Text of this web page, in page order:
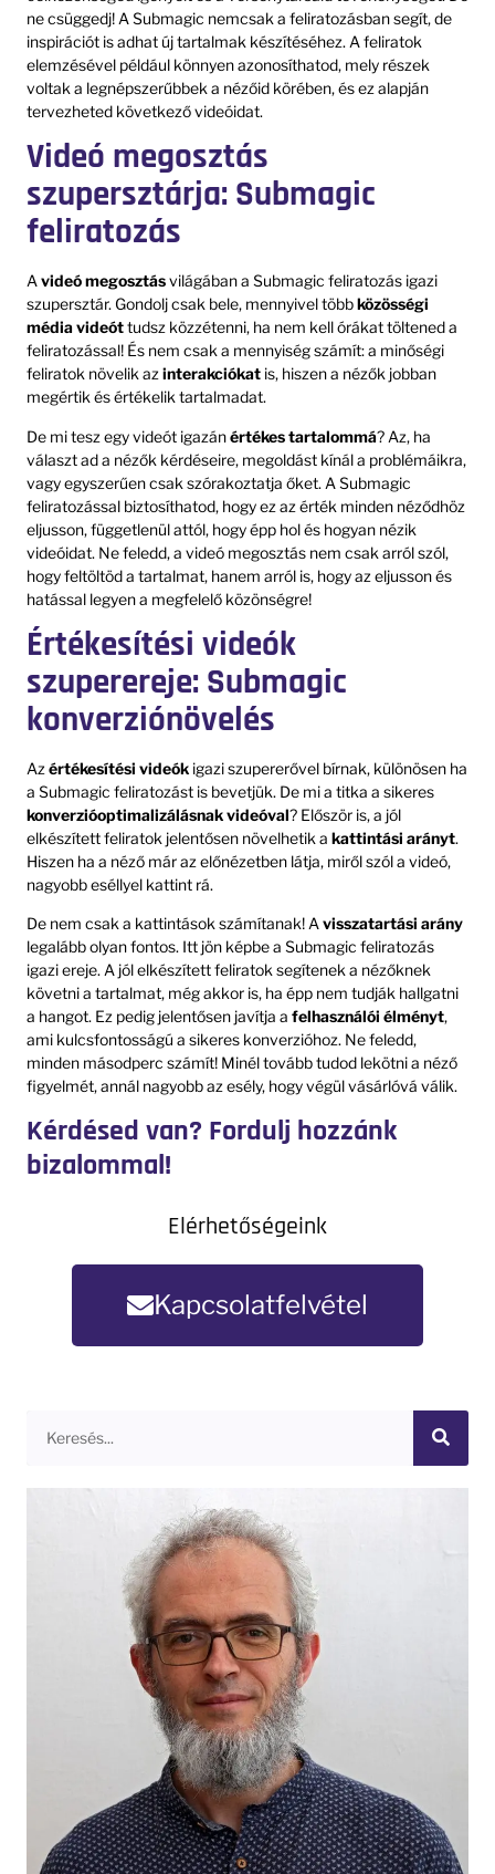
ne csüggedj! A Submagic nemcsak a feliratozásban segít, de
inspirációt is adhat új tartalmak készítéséhez. A feliratok
elemzésével például könnyen azonosíthatod, mely részek
voltak a legnépszerűbbek a nézőid körében, és ez alapján
tervezheted következő videóidat.
Videó megosztás
szupersztárja: Submagic
feliratozás
Avideó megosztásvilágában a Submagic feliratozás igazi
szupersztár. Gondolj csak bele, mennyivel többközösségi
média videóttudsz közzétenni, ha nem kell órákat töltened a
feliratozással! És nem csak a mennyiség számít: a minőségi
feliratok növelik az interakciókat is, hiszen a nézők jobban
megértik és értékelik tartalmadat.
De mi tesz egy videót igazánértékes tartalommá? Az, ha
választ ad a nézők kérdéseire, megoldást kínál a problémáikra,
vagy egyszerűen csak szórakoztatja őket. A Submagic
feliratozással biztosíthatod, hogy ez az érték minden néződhöz
eljusson, függetlenül attól, hogy épp hol és hogyan nézik
videóidat. Ne feledd, a videó megosztás nem csak arról szól,
hogy feltöltöd a tartalmat, hanem arról is, hogy az eljusson és
hatással legyen a megfelelő közönségre!
Értékesítési videók
szuperereje: Submagic
konverziónövelés
Az értékesítési videók igazi szupererővel bírnak, különösen ha
a Submagic feliratozást is bevetjük. De mi a titka a sikeres
konverzióoptimalizálásnak videóval? Először is, a jól
elkészített feliratok jelentősen növelhetik a kattintási arányt.
Hiszen ha a néző már az előnézetben látja, miről szól a videó,
nagyobb eséllyel kattint rá.
De nem csak a kattintások számítanak! Avisszatartási arány
legalább olyan fontos. Itt jön képbe a Submagic feliratozás
igazi ereje. A jól elkészített feliratok segítenek a nézőknek
követni a tartalmat, még akkor is, ha épp nem tudják hallgatni
a hangot. Ez pedig jelentősen javítja a felhasználói élményt,
ami kulcsfontosságú a sikeres konverzióhoz. Ne feledd,
minden másodperc számít! Minél tovább tudod lekötni a néző
figyelmét, annál nagyobb az esély, hogy végül vásárlóvá válik.
Kérdésed van? Fordulj hozzánk
bizalommal!
Elérhetőségeink
Kapcsolatfelvétel